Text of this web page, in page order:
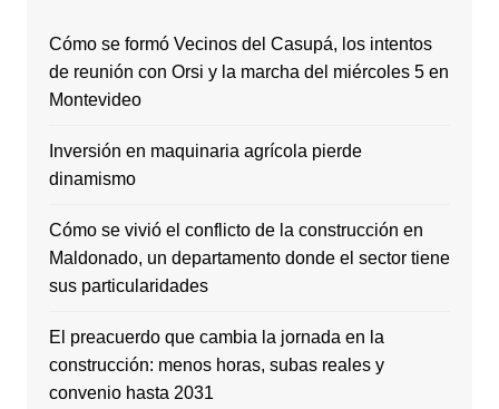
Cómo se formó Vecinos del Casupá, los intentos
de reunión con Orsi y la marcha del miércoles 5 en
Montevideo
Inversión en maquinaria agrícola pierde
dinamismo
Cómo se vivió el conflicto de la construcción en
Maldonado, un departamento donde el sector tiene
sus particularidades
El preacuerdo que cambia la jornada en la
construcción: menos horas, subas reales y
convenio hasta 2031